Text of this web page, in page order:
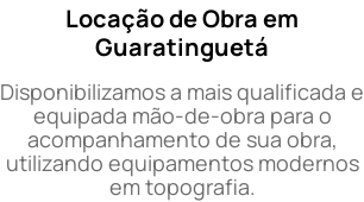
Locação de Obra em
Guaratinguetá
Disponibilizamos a mais qualificada e
equipada mão-de-obra para o
acompanhamento de sua obra,
utilizando equipamentos modernos
em topografia.